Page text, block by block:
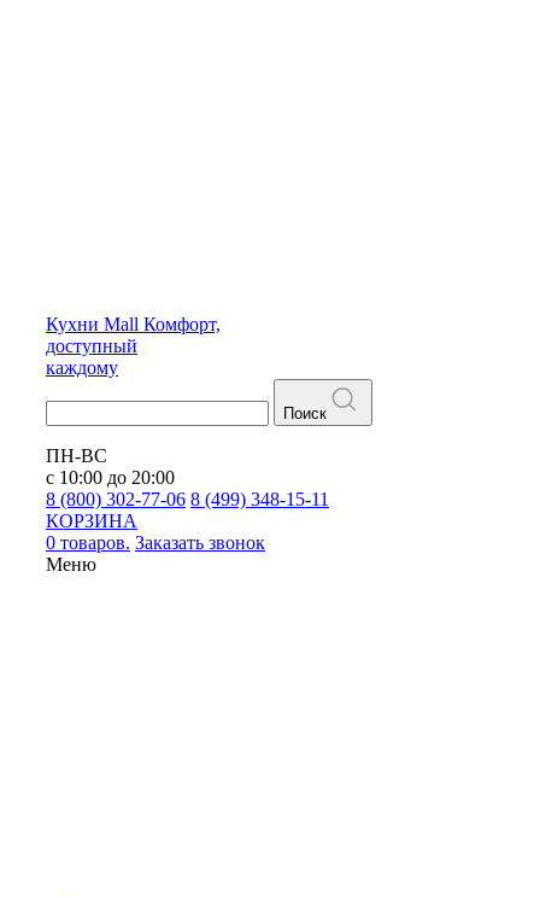
Кухни Mall Комфорт,
доступный
каждому
Поиск
ПН-ВС
с 10:00 до 20:00
8 (800) 302-77-06 8 (499) 348-15-11
КОРЗИНА
0 товаров. Заказать звонок
Меню